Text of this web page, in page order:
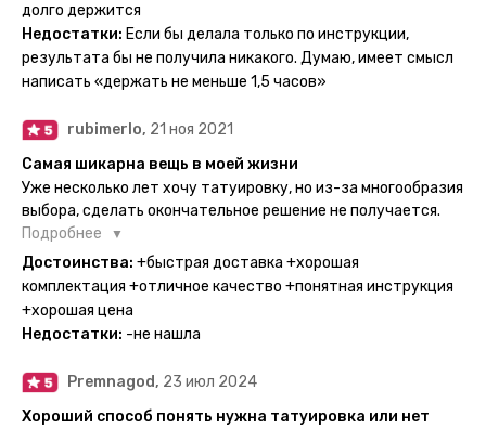
очередного рисунка у меня на руке друзья до сих пор
каждый раз уточняют, временная ли тату или я всё-таки
решила себе что-то набить :) Т. к. если следовать
инструкции, то её действительно не отличить от
настоящей. Главное, не стараться перевести большую
тату на какой-то маленький участок кожи (например,
запястье) - вследствие чего могут плохо отпечататься
какие-то части рисунка. Но это, скажем так, риски, которые
вы берёте на себя сами ;)
долго держится
Недостатки: Если бы делала только по инструкции,
результата бы не получила никакого. Думаю, имеет смысл
написать «держать не меньше 1,5 часов»
rubimerlo, 21 ноя 2021
Самая шикарна вещь в моей жизни
Уже несколько лет хочу татуировку, но из-за многообразия
выбора, сделать окончательное решение не получается.
Поэтому everink стали для меня настоящей находкой. Как
только тату пришли, я сразу понеслась их забирать. Хочу
отметить, что у everink очень большой выбор мест для
доставки, что значительно упрощает процесс получения
тату. Посылка была упакованна в бумажный плотный
конверт, внутри оказалась ещё одна упаковка с
дизайнерским принтом. Комплектация набора: сами тату,
упакованные в специальные пакетики, салфетки,
инструкция по нанесению. Всё выглядит очень мило. Я уже
Подробнее
Достоинства: +быстрая доставка +хорошая
комплектация +отличное качество +понятная инструкция
+хорошая цена
Недостатки: -не нашла
Premnagod, 23 июл 2024
Хороший способ понять нужна татуировка или нет